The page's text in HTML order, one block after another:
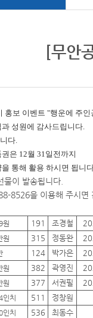
[무안
홍보 이벤트 "행운에 주
성원에 감사드립니다.
다.
은 12월 31일전까지
통해 활용 하시면 됩니
물이 발송됩니다.
8526을 이용해 주시면
원 191 조경철
원 315 정동완
124 박가은
원 382 곽영진
원 377 서권필
인치 511 정창원
인치 536 최동수